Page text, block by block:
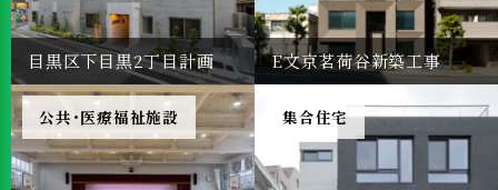
目黒区下目黒2丁目計画 E文京茗荷谷新築工事
公共・医療福祉施設 集合住宅